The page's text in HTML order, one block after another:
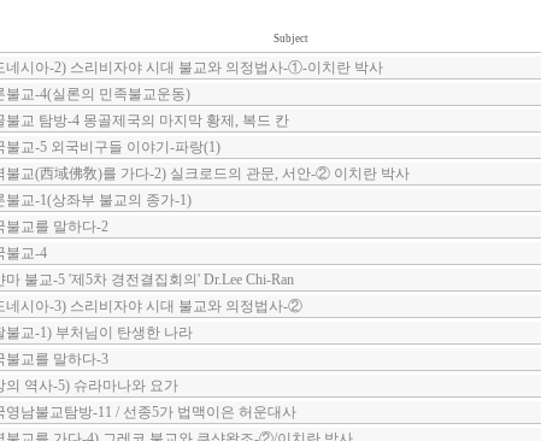
Subject
네시아-2) 스리비자야 시대 불교와 의정법사-①-이치란 박사
불교-4(실론의 민족불교운동)
불교 탐방-4 몽골제국의 마지막 황제, 복드 칸
불교-5 외국비구들 이야기-파랑(1)
불교(西域佛敎)를 가다-2) 실크로드의 관문, 서안-② 이치란 박사
불교-1(상좌부 불교의 종가-1)
불교를 말하다-2
불교-4
마 불교-5 '제5차 경전결집회의' Dr.Lee Chi-Ran
네시아-3) 스리비자야 시대 불교와 의정법사-②
불교-1) 부처님이 탄생한 나라
불교를 말하다-3
의 역사-5) 슈라마나와 요가
영남불교탐방-11 / 선종5가 법맥이은 허운대사